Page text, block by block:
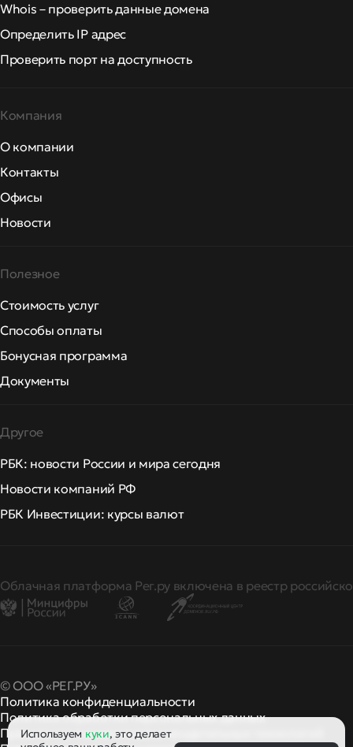
Whois – проверить данные домена
Определить IP адрес
Проверить порт на доступность
Компания
О компании
Контакты
Офисы
Новости
Полезное
Стоимость услуг
Способы оплаты
Бонусная программа
Документы
Другое
РБК: новости России и мира сегодня
Новости компаний РФ
РБК Инвестиции: курсы валют
Облачная платформа Рег.ру включена в реестр
© ООО «РЕГ.РУ»
Политика конфиденциальности
Политика обработки персональных данных
Правила применения рекомендательных технологий
Используем куки, это делает